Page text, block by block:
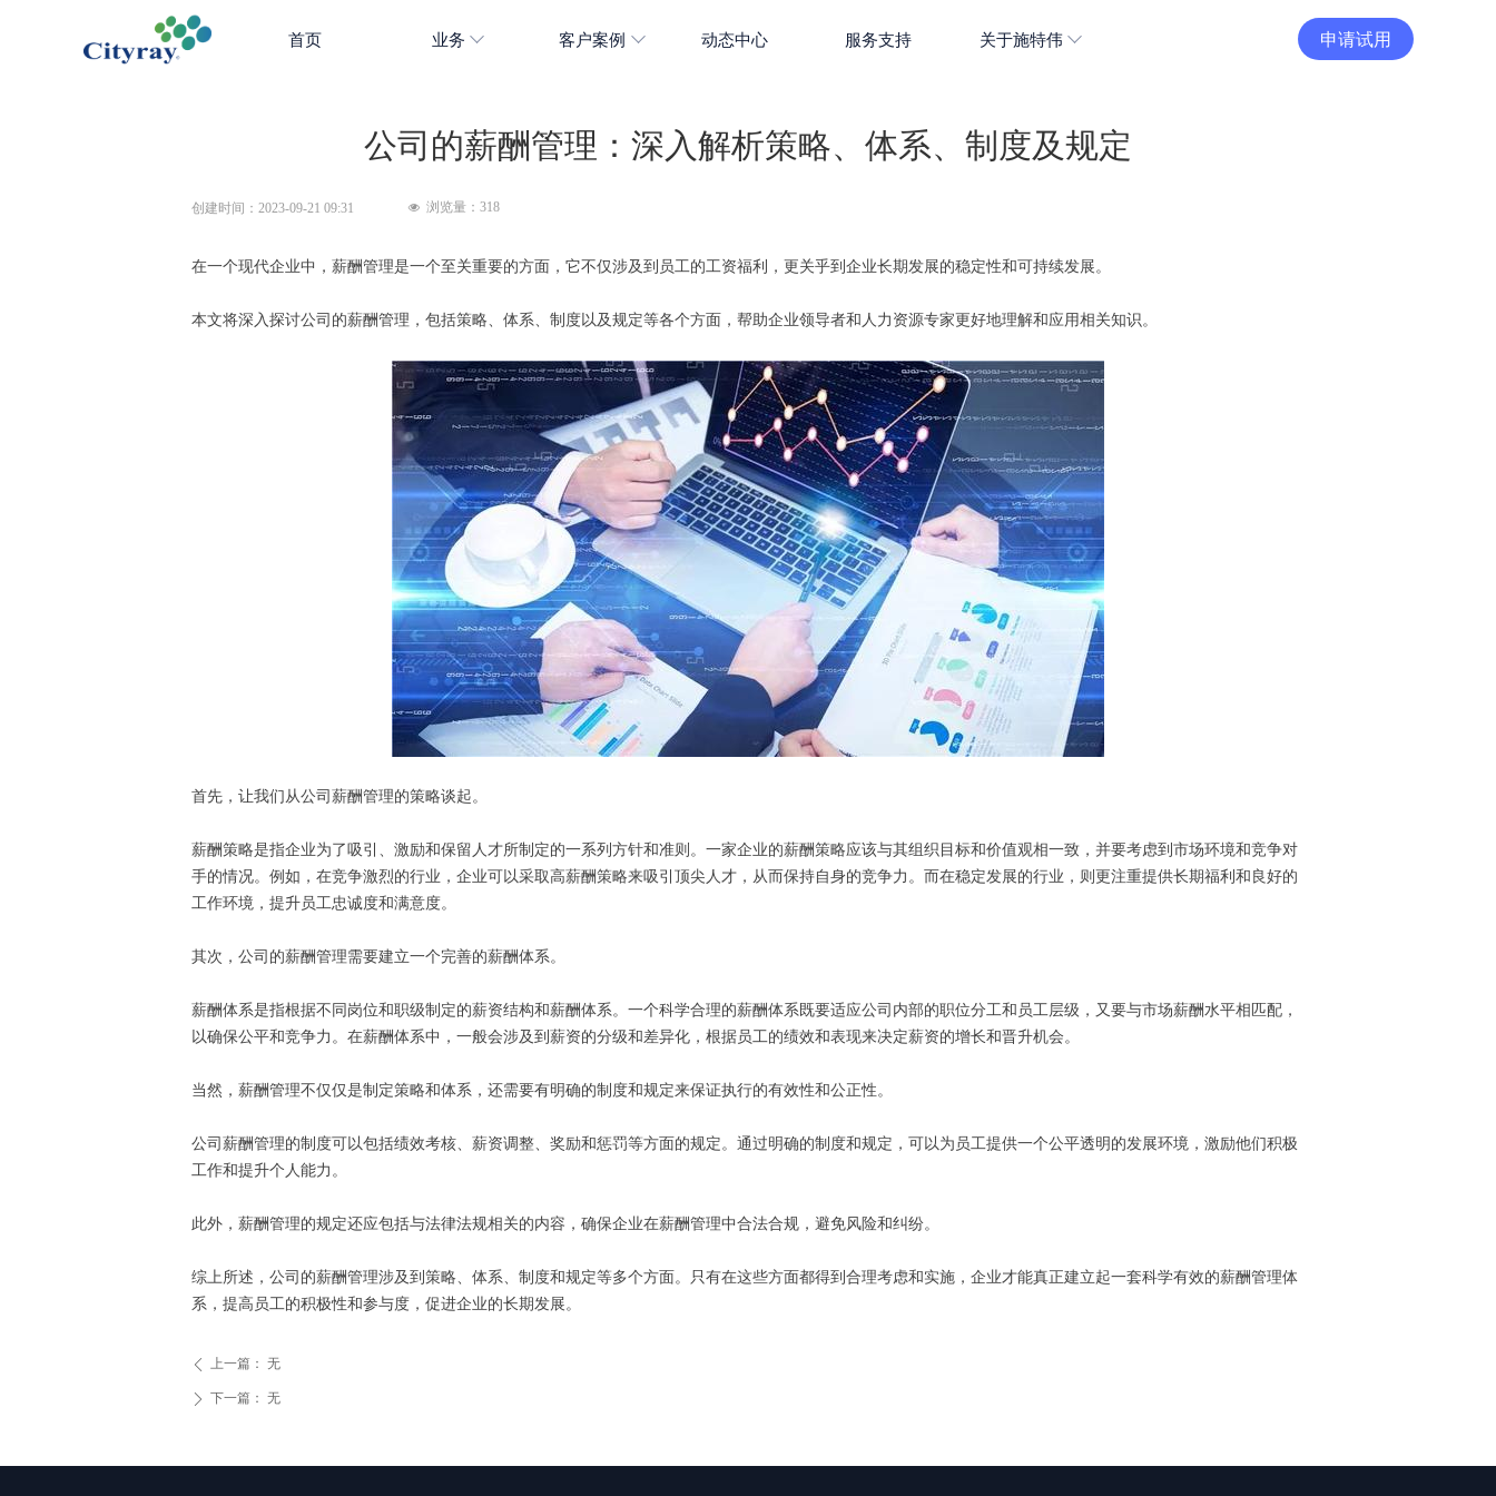
首页 业务 客户案例 动态中心 服务支持 关于施特伟 申请试用
公司的薪酬管理：深入解析策略、体系、制度及规定
在一个现代企业中，薪酬管理是一个至关重要的方面，它不仅涉及到员工的工资福利，更关乎到企业长期发展的稳定性和可持续发展。
本文将深入探讨公司的薪酬管理，包括策略、体系、制度以及规定等各个方面，帮助企业领导者和人力资源专家更好地理解和应用相关知识。
首先，让我们从公司薪酬管理的策略谈起。
薪酬策略是指企业为了吸引、激励和保留人才所制定的一系列方针和准则。一家企业的薪酬策略应该与其组织目标和价值观相一致，并要考虑到市场环境和竞争对
手的情况。例如，在竞争激烈的行业，企业可以采取高薪酬策略来吸引顶尖人才，从而保持自身的竞争力。而在稳定发展的行业，则更注重提供长期福利和良好的
工作环境，提升员工忠诚度和满意度。
其次，公司的薪酬管理需要建立一个完善的薪酬体系。
薪酬体系是指根据不同岗位和职级制定的薪资结构和薪酬体系。一个科学合理的薪酬体系既要适应公司内部的职位分工和员工层级，又要与市场薪酬水平相匹配，
以确保公平和竞争力。在薪酬体系中，一般会涉及到薪资的分级和差异化，根据员工的绩效和表现来决定薪资的增长和晋升机会。
当然，薪酬管理不仅仅是制定策略和体系，还需要有明确的制度和规定来保证执行的有效性和公正性。
公司薪酬管理的制度可以包括绩效考核、薪资调整、奖励和惩罚等方面的规定。通过明确的制度和规定，可以为员工提供一个公平透明的发展环境，激励他们积极
工作和提升个人能力。
此外，薪酬管理的规定还应包括与法律法规相关的内容，确保企业在薪酬管理中合法合规，避免风险和纠纷。
综上所述，公司的薪酬管理涉及到策略、体系、制度和规定等多个方面。只有在这些方面都得到合理考虑和实施，企业才能真正建立起一套科学有效的薪酬管理体
系，提高员工的积极性和参与度，促进企业的长期发展。
ꄴ 上一篇： 无
ꄲ 下一篇： 无
创建时间： 2023-09-21 09:31 넶 浏览量： 318